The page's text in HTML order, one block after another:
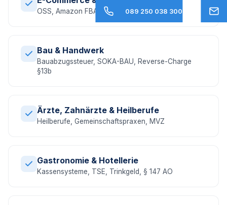
OSS, Amazon FBA, EU-Umsatzsteuer, DAC7
Bau & Handwerk
Bauabzugssteuer, SOKA-BAU, Reverse-Charge
§13b
Ärzte, Zahnärzte & Heilberufe
Heilberufe, Gemeinschaftspraxen, MVZ
Gastronomie & Hotellerie
Kassensysteme, TSE, Trinkgeld, § 147 AO
089 250 038 300